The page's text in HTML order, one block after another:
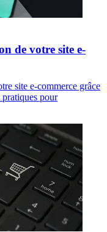
de votre site e-
site e-commerce grâce
pratiques pour